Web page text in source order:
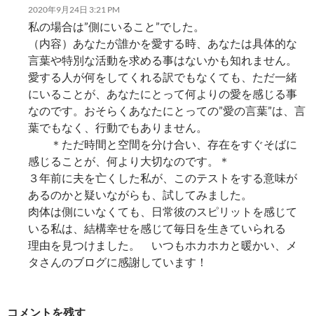
2020年9月24日 3:21 PM
私の場合は”側にいること”でした。
（内容）あなたが誰かを愛する時、あなたは具体的な
言葉や特別な活動を求める事はないかも知れません。
愛する人が何をしてくれる訳でもなくても、ただ一緒
にいることが、あなたにとって何よりの愛を感じる事
なのです。おそらくあなたにとっての”愛の言葉”は、言
葉でもなく、行動でもありません。
＊ただ時間と空間を分け合い、存在をすぐそばに
感じることが、何より大切なのです。＊
３年前に夫を亡くした私が、このテストをする意味が
あるのかと疑いながらも、試してみました。
肉体は側にいなくても、日常彼のスピリットを感じて
いる私は、結構幸せを感じて毎日を生きていられる
理由を見つけました。 いつもホカホカと暖かい、メ
タさんのブログに感謝しています！
コメントを残す